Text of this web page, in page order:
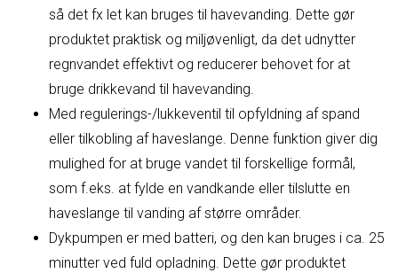
så det fx let kan bruges til havevanding. Dette gør
produktet praktisk og miljøvenligt, da det udnytter
regnvandet effektivt og reducerer behovet for at
bruge drikkevand til havevanding.
Med regulerings-/lukkeventil til opfyldning af spand
eller tilkobling af haveslange. Denne funktion giver dig
mulighed for at bruge vandet til forskellige formål,
som f.eks. at fylde en vandkande eller tilslutte en
haveslange til vanding af større områder.
Dykpumpen er med batteri, og den kan bruges i ca. 25
minutter ved fuld opladning. Dette gør produktet